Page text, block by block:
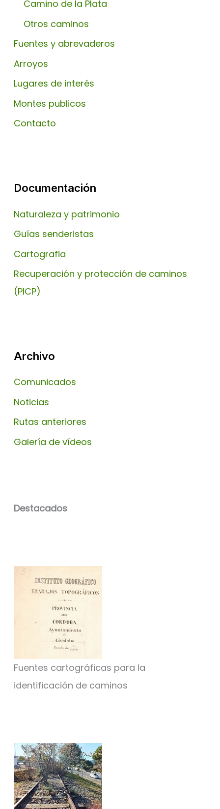
Camino de la Plata
Otros caminos
Fuentes y abrevaderos
Arroyos
Lugares de interés
Montes publicos
Contacto
Documentación
Naturaleza y patrimonio
Guías senderistas
Cartografia
Recuperación y protección de caminos
(PICP)
Archivo
Comunicados
Noticias
Rutas anteriores
Galería de vídeos
Destacados
Fuentes cartográficas para la
identificación de caminos